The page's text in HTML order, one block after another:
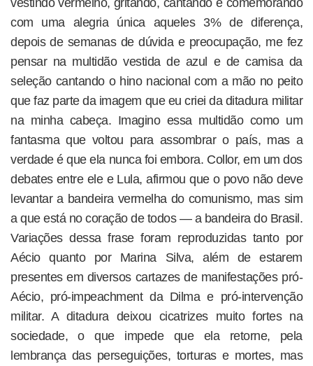
vestindo vermelho, gritando, cantando e comemorando
com uma alegria única aqueles 3% de diferença,
depois de semanas de dúvida e preocupação, me fez
pensar na multidão vestida de azul e de camisa da
seleção cantando o hino nacional com a mão no peito
que faz parte da imagem que eu criei da ditadura militar
na minha cabeça. Imagino essa multidão como um
fantasma que voltou para assombrar o país, mas a
verdade é que ela nunca foi embora. Collor, em um dos
debates entre ele e Lula, afirmou que o povo não deve
levantar a bandeira vermelha do comunismo, mas sim
a que está no coração de todos — a bandeira do Brasil.
Variações dessa frase foram reproduzidas tanto por
Aécio quanto por Marina Silva, além de estarem
presentes em diversos cartazes de manifestações pró-
Aécio, pró-impeachment da Dilma e pró-intervenção
militar. A ditadura deixou cicatrizes muito fortes na
sociedade, o que impede que ela retorne, pela
lembrança das perseguições, torturas e mortes, mas